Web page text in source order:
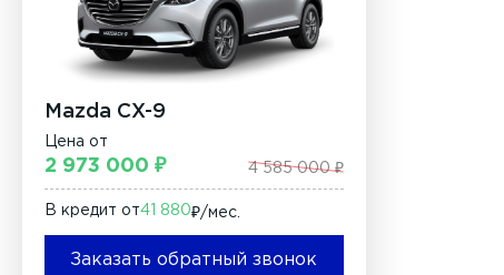
Mazda CX-9
Цена от
2 973 000 ₽ 4 585 000 ₽
В кредит от41 880₽/мec.
Заказать обратный звонок